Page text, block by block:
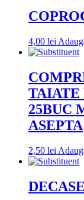
4,00 lei
TAIATE
25BUC
ASEPTA
2,50 lei